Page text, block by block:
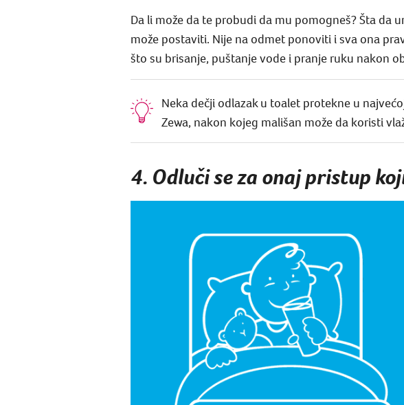
Da li može da te probudi da mu pomogneš? Šta da
može postaviti. Nije na odmet ponoviti i sva ona
što su brisanje, puštanje vode i pranje ruku nakon
Neka dečji odlazak u toalet protekne u
Zewa, nakon kojeg mališan može da koristi
4. Odluči se za onaj pristup